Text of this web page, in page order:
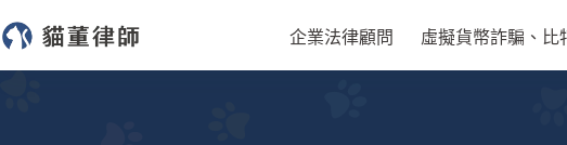
至
企業法律顧問 虛擬貨幣詐騙、比